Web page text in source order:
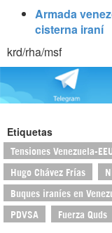
Armada
cisterna iraní
krd/rha/msf
Etiquetas
Tensiones Venezuela-
Hugo Chávez Frías
Buques iraníes en
PDVSA Fuerza Quds